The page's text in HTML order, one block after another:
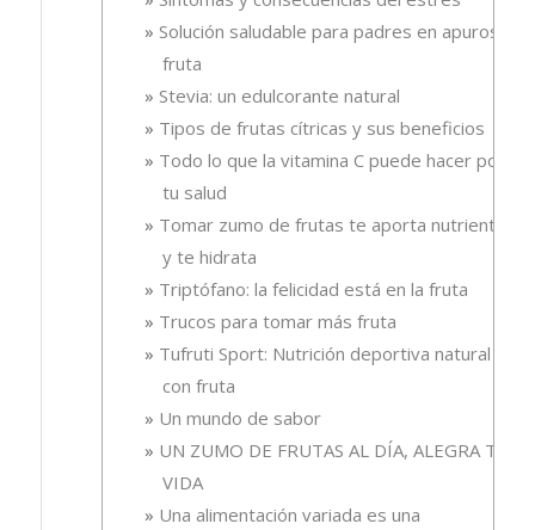
Solución saludable para padres en apuros, la
fruta
Stevia: un edulcorante natural
Tipos de frutas cítricas y sus beneficios
Todo lo que la vitamina C puede hacer por
tu salud
Tomar zumo de frutas te aporta nutrientes
y te hidrata
Triptófano: la felicidad está en la fruta
Trucos para tomar más fruta
Tufruti Sport: Nutrición deportiva natural
con fruta
Un mundo de sabor
UN ZUMO DE FRUTAS AL DÍA, ALEGRA TU
VIDA
Una alimentación variada es una